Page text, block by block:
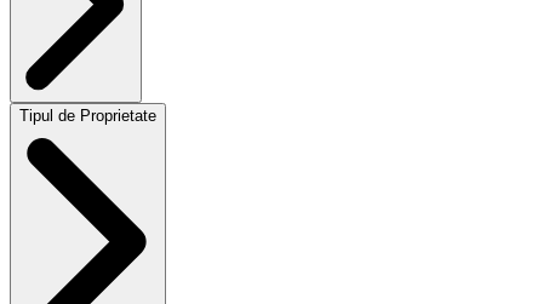
Tipul de Proprietate